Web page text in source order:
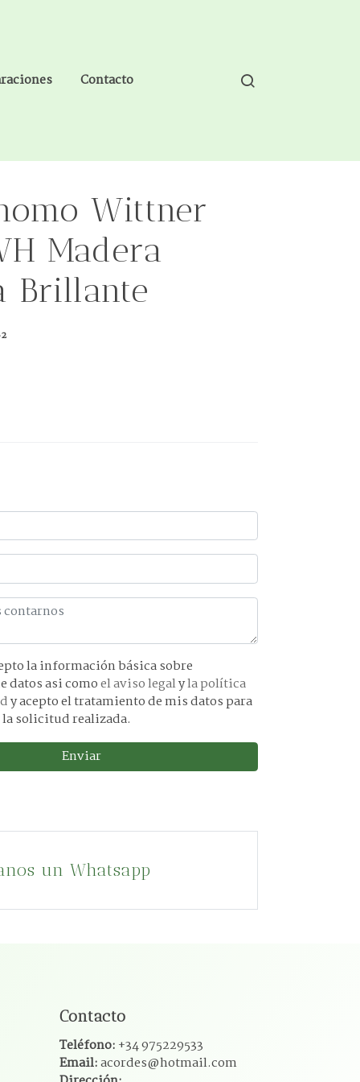
Contacto
Wittner
Madera
Brillante
sobre
protección de datos asi comoel aviso legalyla política
y acepto el tratamiento de mis datos para
solicitud realizada.
Enviar
un Whatsapp
Contacto
Teléfono: +34 975229533
Email:acordes@hotmail.com